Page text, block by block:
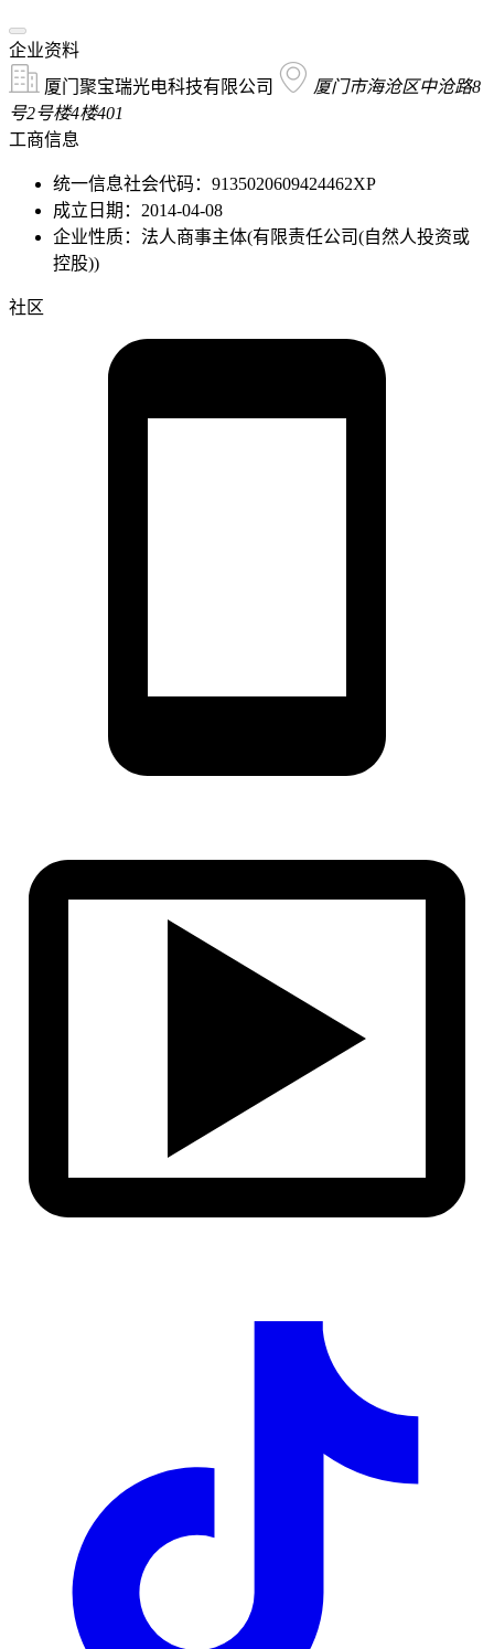
企业资料
厦门聚宝瑞光电科技有限公司
厦门市海沧区中沧路8
号2号楼4楼401
工商信息
统一信息社会代码：9135020609424462XP
成立日期：2014-04-08
企业性质：法人商事主体(有限责任公司(自然人投资或
控股))
社区